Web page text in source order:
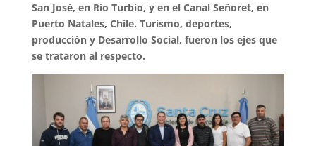
San José, en Río Turbio, y en el Canal Señoret, en
Puerto Natales, Chile. Turismo, deportes,
producción y Desarrollo Social, fueron los ejes que
se trataron al respecto.